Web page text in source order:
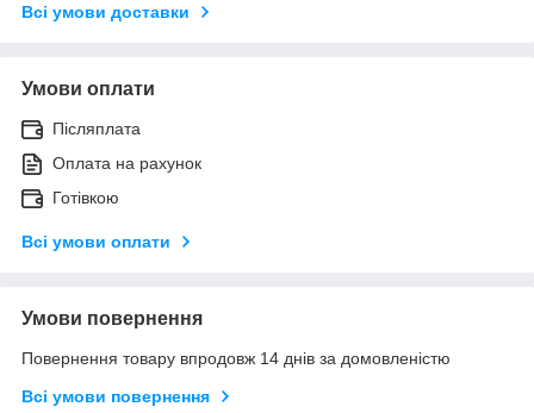
Всі умови доставки
Умови оплати
Післяплата
Оплата на рахунок
Готівкою
Всі умови оплати
Умови повернення
Повернення товару впродовж 14 днів за домовленістю
Всі умови повернення